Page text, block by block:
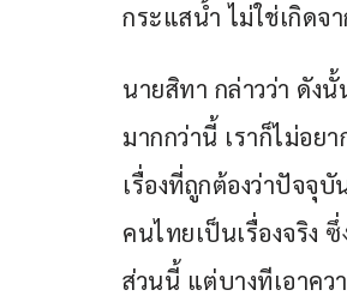
กระแสน้ำ ไม่ใช่เกิดจ
นายสิทา กล่าวว่า ดัง
มากกว่านี้ เราก็ไม่อ
เรื่องที่ถูกต้องว่าปัจจุ
คนไทยเป็นเรื่องจริง
ส่วนนี้ แต่บางทีเอาคว